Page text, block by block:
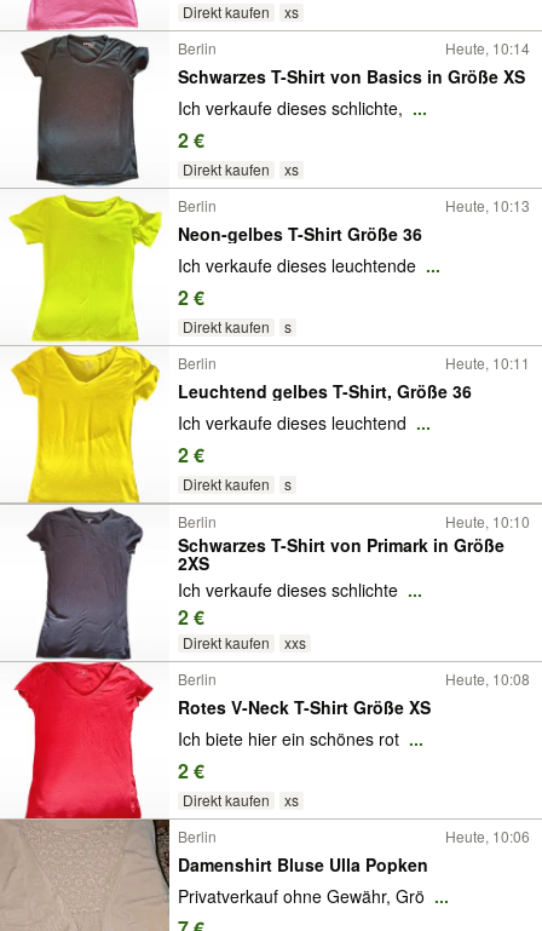
Direkt kaufen
xs
Berlin
Heute, 10:14
Schwarzes T-Shirt von Basics in Größe XS
Ich verkaufe dieses schlichte, ...
2 €
Direkt kaufen
xs
Berlin
Heute, 10:13
Neon-gelbes T-Shirt Größe 36
Ich verkaufe dieses leuchtende ...
2 €
Direkt kaufen
s
Berlin
Heute, 10:11
Leuchtend gelbes T-Shirt, Größe 36
Ich verkaufe dieses leuchtend ...
2 €
Direkt kaufen
s
Berlin
Heute, 10:10
Schwarzes T-Shirt von Primark in Größe
2XS
Ich verkaufe dieses schlichte ...
2 €
Direkt kaufen
xxs
Berlin
Heute, 10:08
Rotes V-Neck T-Shirt Größe XS
Ich biete hier ein schönes rot ...
2 €
Direkt kaufen
xs
Berlin
Heute, 10:06
Damenshirt Bluse Ulla Popken
Privatverkauf ohne Gewähr, Grö ...